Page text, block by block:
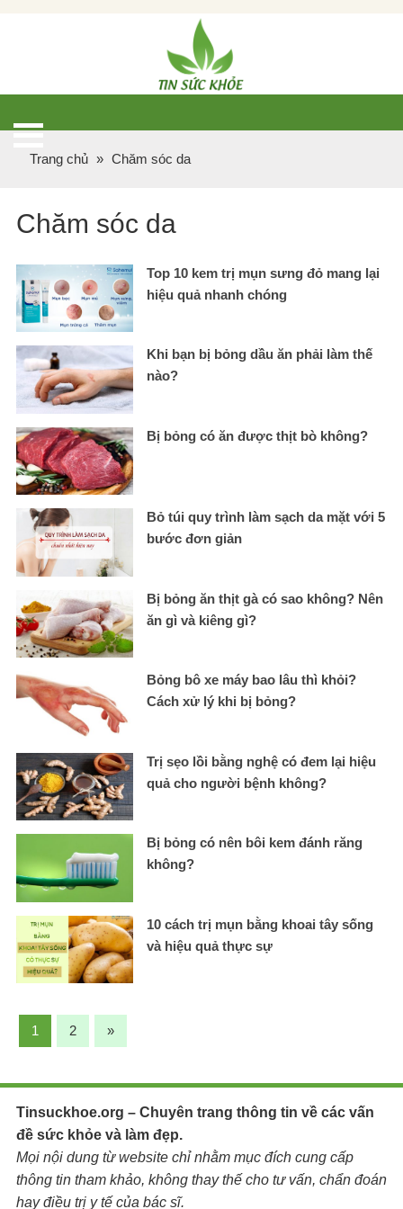
Trang chủ » Chăm sóc da
Chăm sóc da
Top 10 kem trị mụn sưng đỏ mang lại
hiệu quả nhanh chóng
Khi bạn bị bỏng dầu ăn phải làm thế
nào?
Bị bỏng có ăn được thịt bò không?
Bỏ túi quy trình làm sạch da mặt với 5
bước đơn giản
Bị bỏng ăn thịt gà có sao không? Nên
ăn gì và kiêng gì?
Bỏng bô xe máy bao lâu thì khỏi?
Cách xử lý khi bị bỏng?
Trị sẹo lồi bằng nghệ có đem lại hiệu
quả cho người bệnh không?
Bị bỏng có nên bôi kem đánh răng
không?
10 cách trị mụn bằng khoai tây sống
và hiệu quả thực sự
1 2 »
Tinsuckhoe.org – Chuyên trang thông tin về các vấn
đề sức khỏe và làm đẹp.
Mọi nội dung từ website chỉ nhằm mục đích cung cấp
thông tin tham khảo, không thay thế cho tư vấn, chẩn đoán
hay điều trị y tế của bác sĩ.